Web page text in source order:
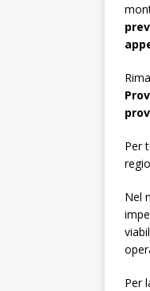
Per
Nel
Per